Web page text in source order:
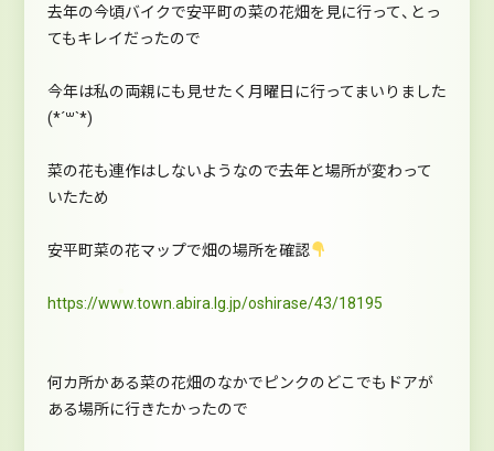
去年の今頃バイクで安平町の菜の花畑を見に行って、とっ
てもキレイだったので
今年は私の両親にも見せたく月曜日に行ってまいりました
(*´꒳`*)
菜の花も連作はしないようなので去年と場所が変わって
いたため
安平町菜の花マップで畑の場所を確認
https://www.town.abira.lg.jp/oshirase/43/18195
何カ所かある菜の花畑のなかでピンクのどこでもドアが
ある場所に行きたかったので